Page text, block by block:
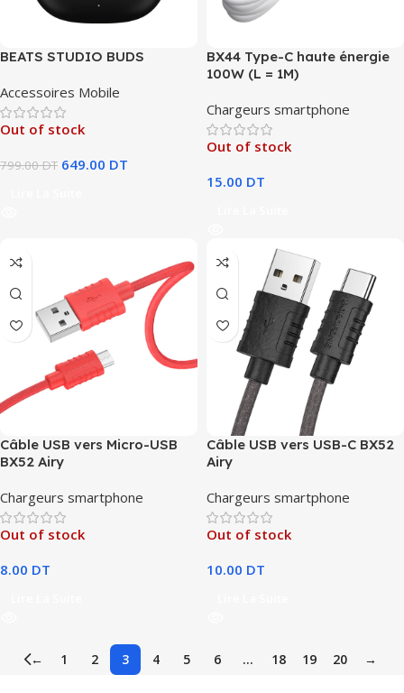
BEATS STUDIO BUDS
Accessoires Mobile
Out of stock
799.00DT 649.00 DT
BX44 Type-C haute énergie
100W (L = 1M)
Chargeurs smartphone
Out of stock
15.00 DT
Câble USB vers Micro-USB
BX52 Airy
Chargeurs smartphone
Out of stock
8.00 DT
Câble USB vers USB-C BX52
Airy
Chargeurs smartphone
Out of stock
10.00 DT
← 1 2 3 4 5 6 … 18 19 20 →